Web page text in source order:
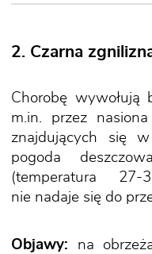
2. Czarna
Chorobę wywołują
m.in. przez
znajdujących się
pogoda
(temperatura 27-
nie nadaje się do
Objawy: na